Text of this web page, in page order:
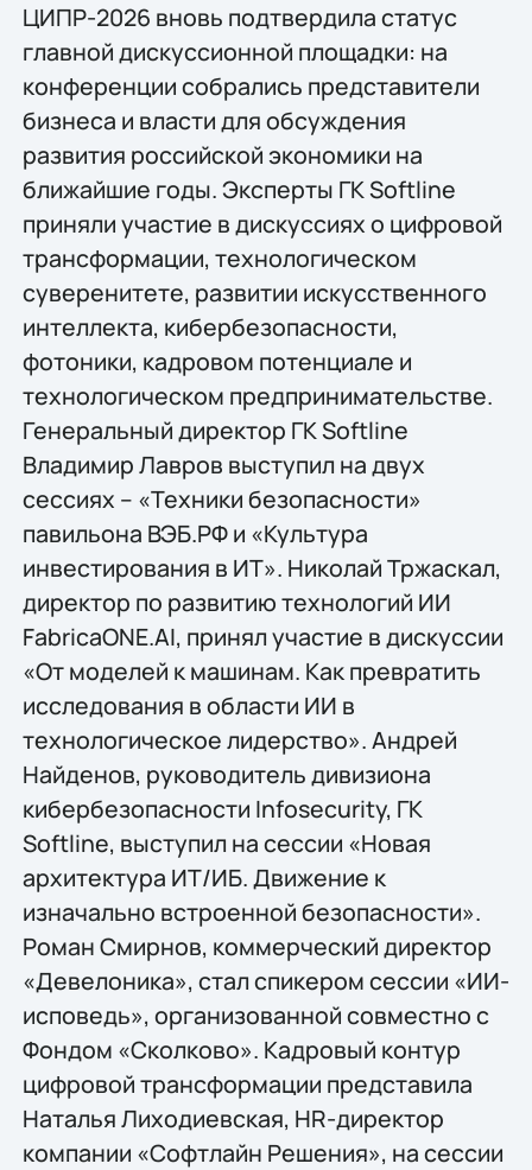
ЦИПР-2026 вновь подтвердила статус
главной дискуссионной площадки: на
конференции собрались представители
бизнеса и власти для обсуждения
развития российской экономики на
ближайшие годы. Эксперты ГК Softline
приняли участие в дискуссиях о цифровой
трансформации, технологическом
суверенитете, развитии искусственного
интеллекта, кибербезопасности,
фотоники, кадровом потенциале и
технологическом предпринимательстве.
Генеральный директор ГК Softline
Владимир Лавров выступил на двух
сессиях – «Техники безопасности»
павильона ВЭБ.РФ и «Культура
инвестирования в ИТ». Николай Тржаскал,
директор по развитию технологий ИИ
FabricaONE.AI, принял участие в дискуссии
«От моделей к машинам. Как превратить
исследования в области ИИ в
технологическое лидерство». Андрей
Найденов, руководитель дивизиона
кибербезопасности Infosecurity, ГК
Softline, выступил на сессии «Новая
архитектура ИТ/ИБ. Движение к
изначально встроенной безопасности».
Роман Смирнов, коммерческий директор
«Девелоника», стал спикером сессии «ИИ-
исповедь», организованной совместно с
Фондом «Сколково». Кадровый контур
цифровой трансформации представила
Наталья Лиходиевская, HR-директор
компании «Софтлайн Решения», на сессии